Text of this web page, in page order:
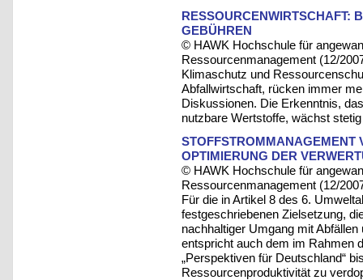
RESSOURCENWIRTSCHAFT:
GEBÜHREN
© HAWK Hochschule für
Ressourcenmanagement (12/
Klimaschutz und
Abfallwirtschaft, rücken immer
Diskussionen. Die Erkenntnis,
nutzbare Wertstoffe, wächst
STOFFSTROMMANAGEMENT
OPTIMIERUNG DER
© HAWK Hochschule für
Ressourcenmanagement (12/
Für die in Artikel 8 des 6.
festgeschriebenen Zielsetzung,
nachhaltiger Umgang mit
entspricht auch dem im Rahmen
„Perspektiven für Deutschland“
Ressourcenproduktivität zu